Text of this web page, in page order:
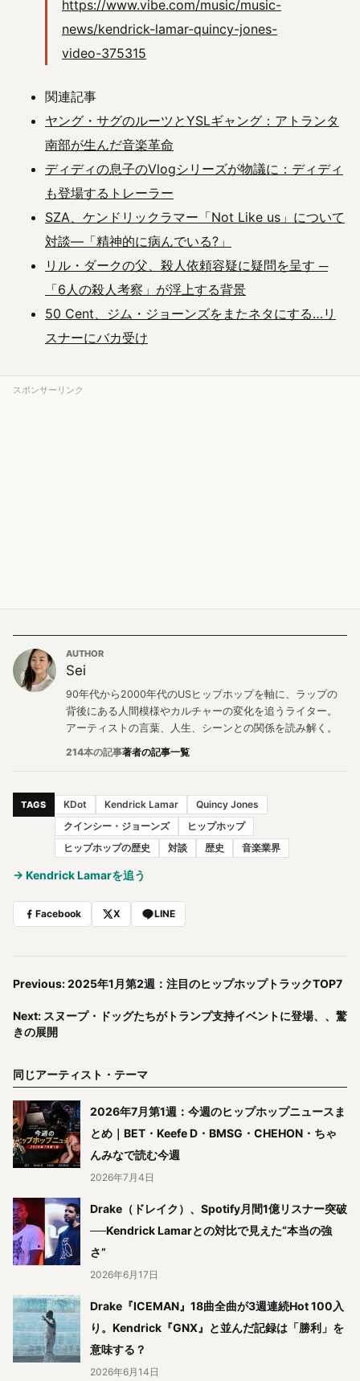
https://www.vibe.com/music/music-
news/kendrick-lamar-quincy-jones-
video-375315
関連記事
ヤング・サグのルーツとYSLギャング：アトランタ
南部が生んだ音楽革命
ディディの息子のVlogシリーズが物議に：ディディ
も登場するトレーラー
SZA、ケンドリックラマー「Not Like us」について
対談—「精神的に病んでいる?」
リル・ダークの父、殺人依頼容疑に疑問を呈す ─
「6人の殺人考察」が浮上する背景
50 Cent、ジム・ジョーンズをまたネタにする…リ
スナーにバカ受け
スポンサーリンク
AUTHOR
Sei
90年代から2000年代のUSヒップホップを軸に、ラップの
背後にある人間模様やカルチャーの変化を追うライター。
アーティストの言葉、人生、シーンとの関係を読み解く。
214本の記事著者の記事一覧
TAGS KDot Kendrick Lamar
Quincy Jones
クインシー・ジョーンズ
ヒップホップ
ヒップホップの歴史
対談 歴史 音楽業界
→ Kendrick Lamarを追う
Facebook X LINE
Previous: 2025年1月第2週：注目のヒップホップトラックTOP7
Next: スヌープ・ドッグたちがトランプ支持イベントに登場、、驚
きの展開
同じアーティスト・テーマ
2026年7月第1週：今週のヒップホップニュースま
とめ｜BET・Keefe D・BMSG・CHEHON・ちゃ
んみなで読む今週
2026年7月4日
Drake（ドレイク）、Spotify月間1億リスナー突破
──Kendrick Lamarとの対比で見えた“本当の強
さ”
2026年6月17日
Drake『ICEMAN』18曲全曲が3週連続Hot 100入
り。Kendrick『GNX』と並んだ記録は「勝利」を
意味する？
2026年6月14日